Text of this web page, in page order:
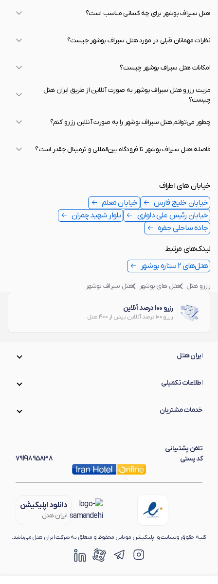
هتل سیراف بوشهر برای چه کسانی مناسب است؟
نظرات مهمانان قبلی در مورد هتل سیراف بوشهر چیست؟
امکانات هتل سیراف بوشهر چیست؟
مزیت رزرو هتل سیراف بوشهر به صورت آنلاین از طریق ایران هتل
چیست؟
چطور می‌توانم هتل سیراف بوشهر را به صورت آنلاین رزرو کنم؟
فاصله هتل سیراف بوشهر تا فرودگاه بین‌المللی و ترمینال چقدر است؟
خیابان های اطراف
خیابان خلیج فارس
خیابان معلم
خیابان رئیس علی دلواری
بلوار شهید چمران
جاده ساحلی جفره
لینک‌های مرتبط
هتل‌های 2 ستاره بوشهر
رزرو هتل هتل های بوشهر هتل سیراف بوشهر
رزرو 100 درصد آنلاین
رزرو 100 درصد آنلاین بیش از 1900 هتل
ایران هتل
اطلاعات تکمیلی
خدمات مشتریان
تلفن پشتیبانی
کد پستی
7941895838
دانلود اپلیکیشن
ایران هتل
کلیه حقوق وبسایت و اپلیکیشن موبایل محفوظ و متعلق به شرکت ایران هتل می‌باشد.